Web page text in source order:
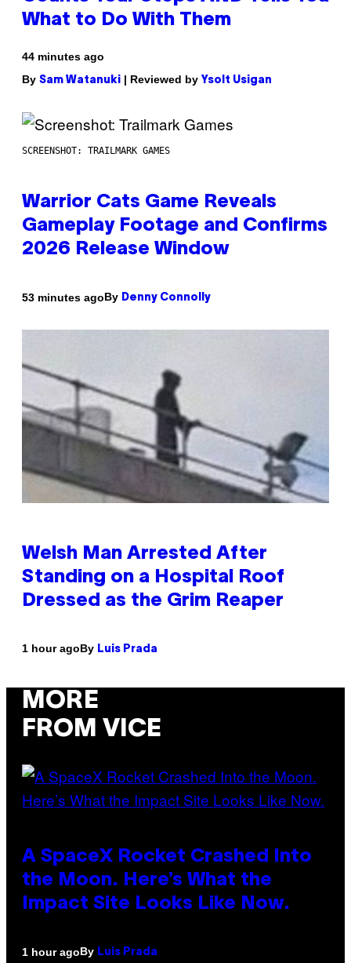
What to Do With Them
44 minutes ago
By Sam Watanuki | Reviewed by Ysolt Usigan
SCREENSHOT: TRAILMARK GAMES
Warrior Cats Game Reveals
Gameplay Footage and Confirms
2026 Release Window
53 minutes agoBy Denny Connolly
Welsh Man Arrested After
Standing on a Hospital Roof
Dressed as the Grim Reaper
1 hour agoBy Luis Prada
MORE
FROM VICE
A SpaceX Rocket Crashed Into
the Moon. Here’s What the
Impact Site Looks Like Now.
1 hour agoBy Luis Prada